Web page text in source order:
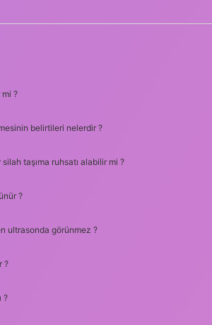
?
belirtileri nelerdir ?
taşıma ruhsatı alabilir mi ?
?
ultrasonda görünmez ?
?
?